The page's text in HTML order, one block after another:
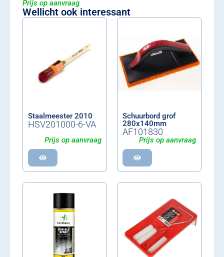
Prijs op aanvraag
Wellicht ook interessant
Staalmeester 2010
HSV201000-6-VA
Prijs op aanvraag
Schuurbord grof
280x140mm
AF101830
Prijs op aanvraag